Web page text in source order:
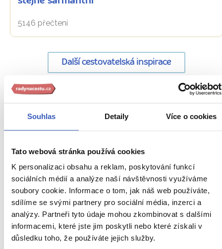
Souhlas Detaily Více o cookies
Tato webová stránka používá cookies
K personalizaci obsahu a reklam, poskytování funkcí
sociálních médií a analýze naší návštěvnosti využíváme
soubory cookie. Informace o tom, jak náš web používáte,
sdílíme se svými partnery pro sociální média, inzerci a
analýzy. Partneři tyto údaje mohou zkombinovat s dalšími
informacemi, které jste jim poskytli nebo které získali v
důsledku toho, že používáte jejich služby.
5146 přečtení
Další cestovatelská inspirace
URL
stránky:
nove-
nesedte-
doma-
potkame-
se-
v-
nejkrasnejsim-
divadle-
Aktuality
Fotomagazín
Inspirace
Jídlo a pití
Nepropásněte
Oblíbená místa